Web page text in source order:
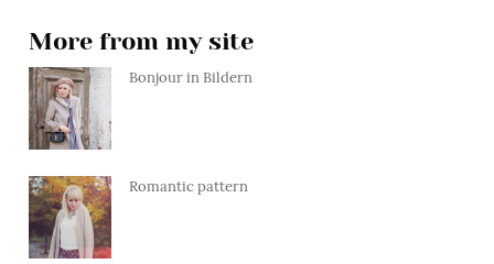
More from my site
Bonjour in Bildern
Romantic pattern